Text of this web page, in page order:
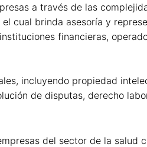
a través de las
cual brinda asesoría y
financieras,
incluyendo propiedad
de disputas, derecho
del sector de la salud